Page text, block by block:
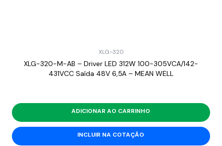
XLG-320
XLG-320-M-AB – Driver LED 312W 100-305VCA/142-
431VCC Saída 48V 6,5A – MEAN WELL
ADICIONAR AO CARRINHO
INCLUIR NA COTAÇÃO